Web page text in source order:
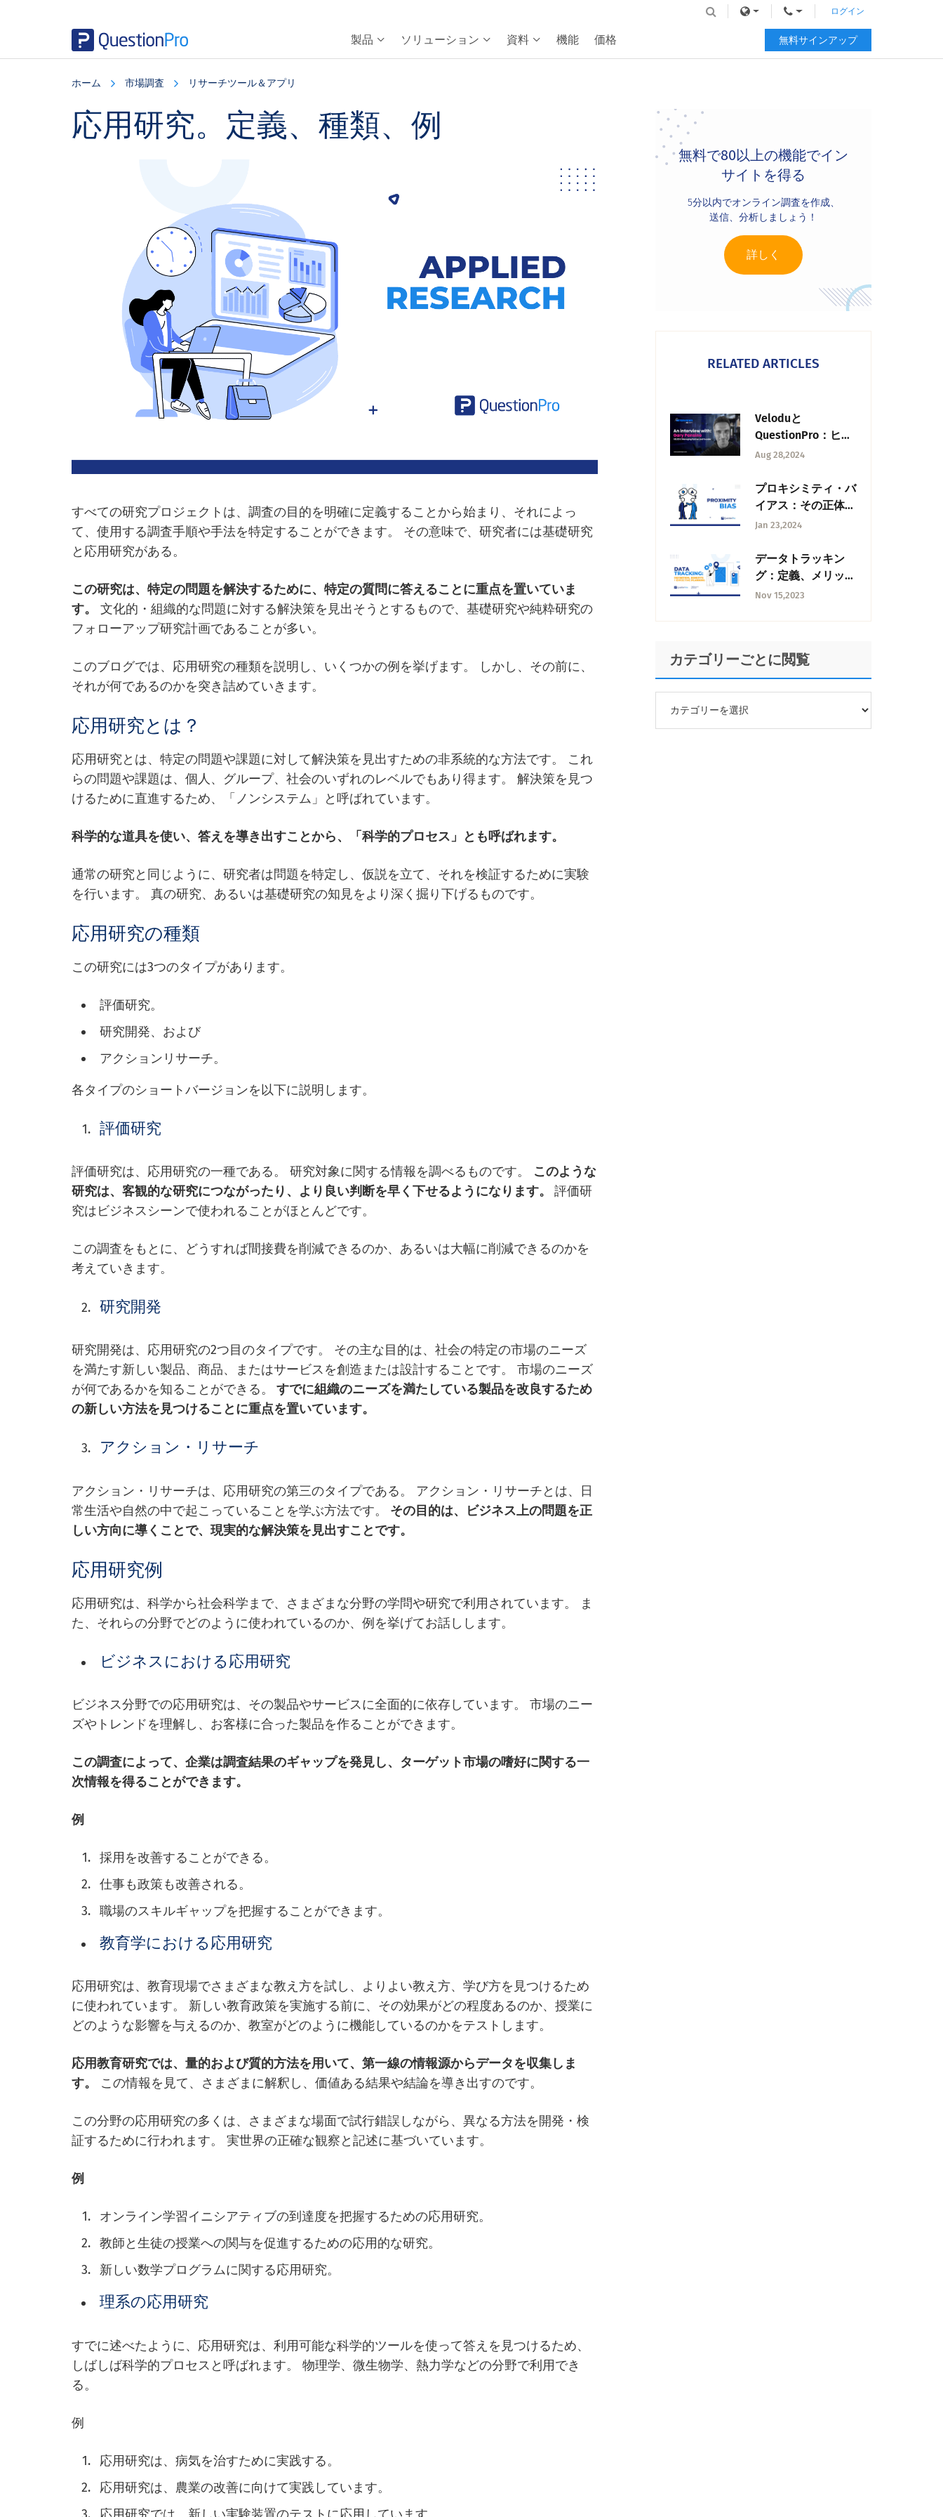
製品 ソリューション 資料 機能 価格
ログイン
無料サインアップ
ホーム 市場調査 リサーチツール＆アプリ
応用研究。定義、種類、例
すべての研究プロジェクトは、調査の目的を明確に定義することから始まり、それによっ
て、使用する調査手順や手法を特定することができます。 その意味で、研究者には基礎研究
と応用研究がある。
この研究は、特定の問題を解決するために、特定の質問に答えることに重点を置いていま
す。
文化的・組織的な問題に対する解決策を見出そうとするもので、基礎研究や純粋研究の
フォローアップ研究計画であることが多い。
このブログでは、応用研究の種類を説明し、いくつかの例を挙げます。 しかし、その前に、
それが何であるのかを突き詰めていきます。
応用研究とは？
応用研究とは、特定の問題や課題に対して解決策を見出すための非系統的な方法です。 これ
らの問題や課題は、個人、グループ、社会のいずれのレベルでもあり得ます。 解決策を見つ
けるために直進するため、「ノンシステム」と呼ばれています。
科学的な道具を使い、答えを導き出すことから、「科学的プロセス」とも呼ばれます。
通常の研究と同じように、研究者は問題を特定し、仮説を立て、それを検証するために実験
を行います。 真の研究、あるいは基礎研究の知見をより深く掘り下げるものです。
応用研究の種類
この研究には3つのタイプがあります。
評価研究。
研究開発、および
アクションリサーチ。
各タイプのショートバージョンを以下に説明します。
評価研究
評価研究は、応用研究の一種である。 研究対象に関する情報を調べるものです。 このような
研究は、客観的な研究につながったり、より良い判断を早く下せるようになります。 評価研
究はビジネスシーンで使われることがほとんどです。
この調査をもとに、どうすれば間接費を削減できるのか、あるいは大幅に削減できるのかを
考えていきます。
研究開発
研究開発は、応用研究の2つ目のタイプです。 その主な目的は、社会の特定の市場のニーズ
を満たす新しい製品、商品、またはサービスを創造または設計することです。 市場のニーズ
が何であるかを知ることができる。
すでに組織のニーズを満たしている製品を改良するため
の新しい方法を見つけることに重点を置いています。
アクション・リサーチ
アクション・リサーチは、応用研究の第三のタイプである。 アクション・リサーチとは、日
常生活や自然の中で起こっていることを学ぶ方法です。
その目的は、ビジネス上の問題を正
しい方向に導くことで、現実的な解決策を見出すことです。
応用研究例
応用研究は、科学から社会科学まで、さまざまな分野の学問や研究で利用されています。 ま
た、それらの分野でどのように使われているのか、例を挙げてお話しします。
ビジネスにおける応用研究
ビジネス分野での応用研究は、その製品やサービスに全面的に依存しています。 市場のニー
ズやトレンドを理解し、お客様に合った製品を作ることができます。
この調査によって、企業は調査結果のギャップを発見し、ターゲット市場の嗜好に関する一
次情報を得ることができます。
例
採用を改善することができる。
仕事も政策も改善される。
職場のスキルギャップを把握することができます。
教育学における応用研究
応用研究は、教育現場でさまざまな教え方を試し、よりよい教え方、学び方を見つけるため
に使われています。 新しい教育政策を実施する前に、その効果がどの程度あるのか、授業に
どのような影響を与えるのか、教室がどのように機能しているのかをテストします。
応用教育研究では、量的および質的方法を用いて、第一線の情報源からデータを収集しま
す。
この情報を見て、さまざまに解釈し、価値ある結果や結論を導き出すのです。
この分野の応用研究の多くは、さまざまな場面で試行錯誤しながら、異なる方法を開発・検
証するために行われます。 実世界の正確な観察と記述に基づいています。
例
オンライン学習イニシアティブの到達度を把握するための応用研究。
教師と生徒の授業への関与を促進するための応用的な研究。
新しい数学プログラムに関する応用研究。
理系の応用研究
すでに述べたように、応用研究は、利用可能な科学的ツールを使って答えを見つけるため、
しばしば科学的プロセスと呼ばれます。 物理学、微生物学、熱力学などの分野で利用でき
る。
例
応用研究は、病気を治すために実践する。
応用研究は、農業の改善に向けて実践しています。
応用研究では、新しい実験装置のテストに応用しています。
Primary
Sidebar
無料で80以上の機能でイン
サイトを得る
5分以内でオンライン調査を作成、
送信、分析しましょう！
詳しく
RELATED ARTICLES
Veloduと
QuestionPro：ヒュ
ーマンタッチでデー
Aug 28,2024
プロキシミティ・バ
イアス：その正体と
防止策＋事例
Jan 23,2024
データトラッキン
グ：定義、メリッ
ト、効果的なプラン
Nov 15,2023
カテゴリーごとに閲覧
ゴ